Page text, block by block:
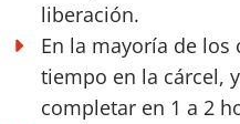
liberación.
En la mayoría de los
tiempo en la cárcel,
completar en 1 a 2